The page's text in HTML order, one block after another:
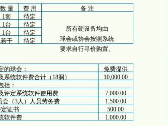
数 量 费 用
备 注
1套
待定
所有硬设备均由
球会或协会按照系统
要求自行寻价购置。
1台
待定
1台
待定
若干
待定
的球会：
免费提供
统软件费合计（18洞）
10,000.00
括：
评定系统软件使用费
7,000.00
（3人）人员劳务费
1,500.00
证书
500.00
软件费
1,000.00